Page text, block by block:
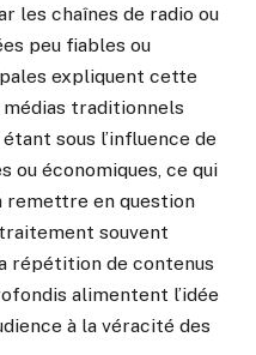
les chaînes de radio ou
peu fiables ou
expliquent cette
traditionnels
sous l’influence de
ou économiques, ce qui
remettre en question
souvent
répétition de contenus
alimentent l’idée
à la véracité des